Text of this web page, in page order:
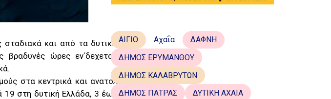
και από τα δυτικά θα
ώρες εν΄δεχεται να
στα κεντρικά και ανατολικά
19 στη δυτική Ελλάδα, 3 έως 19
ΑΙΓΙΟ Αχαΐα
ΔΑΦΝΗ
ΔΗΜΟΣ ΕΡΥΜΑΝΘΟΥ
ΔΗΜΟΣ ΚΑΛΑΒΡΥΤΩΝ
ΔΗΜΟΣ ΠΑΤΡΑΣ
ΔΥΤΙΚΗ ΑΧΑΪΑ